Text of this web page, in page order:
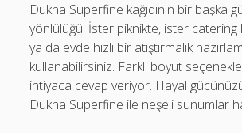
Dukha Superfine kağıdının bir başka
yönlülüğü. İster piknikte, ister
ya da evde hızlı bir atıştırmalık
kullanabilirsiniz. Farklı boyut
ihtiyaca cevap veriyor. Hayal
Dukha Superfine ile neşeli sunumlar